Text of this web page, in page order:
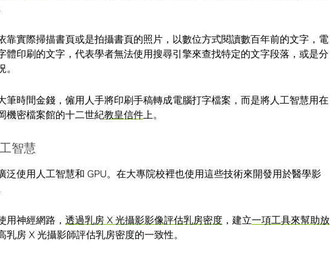
靠實際掃描書頁或是拍攝書頁的照片，以數位方式閱讀數百年前的文字，電
體印刷的文字，代表學者無法使用搜尋引擎來查找特定的文字段落，或是分
筆時間金錢，僱用人手將印刷手稿轉成電腦打字檔案，而是將人工智慧用在
機密檔案館的十二世紀教皇信件上。
智慧
泛使用人工智慧和 GPU。在大專院校裡也使用這些技術來開發用於醫學影
用神經網路， 透過乳房 X 光攝影影像評估乳房密度 ，建立一項工具來幫助放
乳房 X 光攝影師評估乳房密度的一致性。